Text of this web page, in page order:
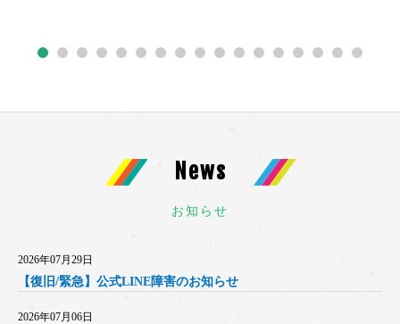
News
お知らせ
2026年07月29日
【復旧/緊急】公式LINE障害のお知らせ
2026年07月06日